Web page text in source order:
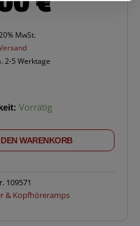
MwSt.
2-5 Werktage
Vorrätig
WARENKORB
109571
& Kopfhöreramps